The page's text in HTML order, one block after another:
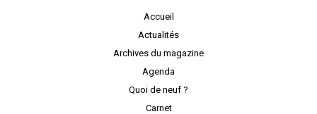
Accueil
Actualités
Archives du magazine
Agenda
Quoi de neuf ?
Carnet